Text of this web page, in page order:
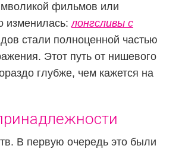
фильмов или
изменилась:лонгсливы с
стали полноценной частью
Этот путь от нишевого
глубже, чем кажется на
В первую очередь это были